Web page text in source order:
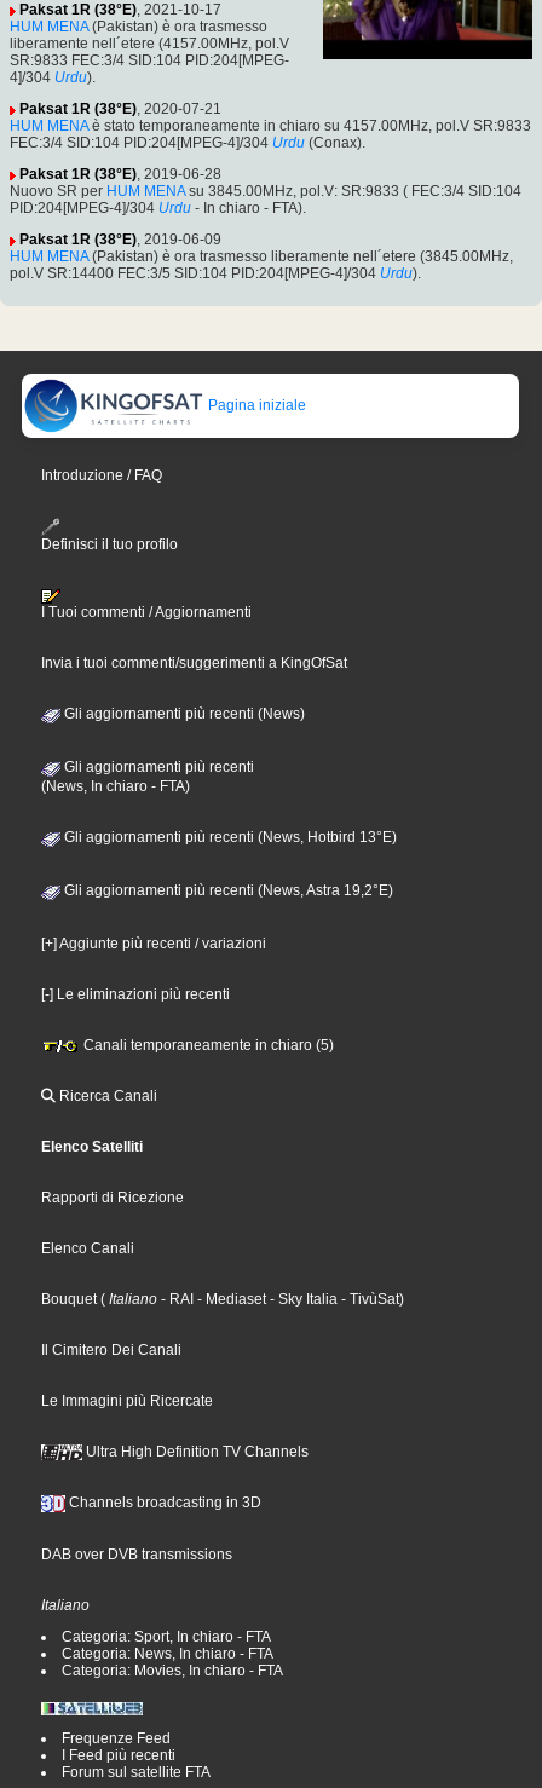
Paksat 1R (38°E), 2021-10-17
HUM MENA(Pakistan) è ora trasmesso
liberamente nell´etere (4157.00MHz, pol.V
SR:9833 FEC:3/4 SID:104 PID:204[MPEG-
4]/304 Urdu).
Paksat 1R (38°E), 2020-07-21
HUM MENAè stato temporaneamente in chiaro su 4157.00MHz, pol.V SR:9833
FEC:3/4 SID:104 PID:204[MPEG-4]/304 Urdu (Conax).
Paksat 1R (38°E), 2019-06-28
Nuovo SR per HUM MENAsu 3845.00MHz, pol.V: SR:9833 ( FEC:3/4 SID:104
PID:204[MPEG-4]/304 Urdu - In chiaro - FTA).
Paksat 1R (38°E), 2019-06-09
HUM MENA(Pakistan) è ora trasmesso liberamente nell´etere (3845.00MHz,
pol.V SR:14400 FEC:3/5 SID:104 PID:204[MPEG-4]/304 Urdu).
Pagina iniziale
Introduzione / FAQ
Definisci il tuo profilo
I Tuoi commenti / Aggiornamenti
Invia i tuoi commenti/suggerimenti a KingOfSat
Gli aggiornamenti più recenti (News)
Gli aggiornamenti più recenti
(News, In chiaro - FTA)
Gli aggiornamenti più recenti (News, Hotbird 13°E)
Gli aggiornamenti più recenti (News, Astra 19,2°E)
[+] Aggiunte più recenti / variazioni
[-] Le eliminazioni più recenti
Canali temporaneamente in chiaro (5)
Ricerca Canali
Elenco Satelliti
Rapporti di Ricezione
Elenco Canali
Bouquet( Italiano - RAI - Mediaset- Sky Italia - TivùSat)
Il Cimitero Dei Canali
Le Immagini più Ricercate
Ultra High Definition TV Channels
Channels broadcasting in 3D
DAB over DVB transmissions
Italiano
Categoria: Sport, In chiaro - FTA
Categoria: News, In chiaro - FTA
Categoria: Movies, In chiaro - FTA
Frequenze Feed
I Feed più recenti
Forum sul satellite FTA